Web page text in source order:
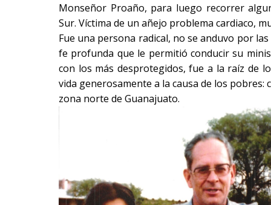
Monseñor Proaño, para luego recorrer
Sur. Víctima de un añejo problema cardiaco,
Fue una persona radical, no se anduvo por
fe profunda que le permitió conducir su
con los más desprotegidos, fue a la raíz de
vida generosamente a la causa de los pobres:
zona norte de Guanajuato.